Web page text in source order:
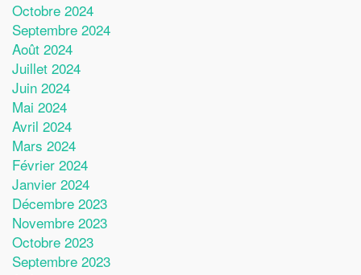
Octobre 2024
Septembre 2024
Août 2024
Juillet 2024
Juin 2024
Mai 2024
Avril 2024
Mars 2024
Février 2024
Janvier 2024
Décembre 2023
Novembre 2023
Octobre 2023
Septembre 2023